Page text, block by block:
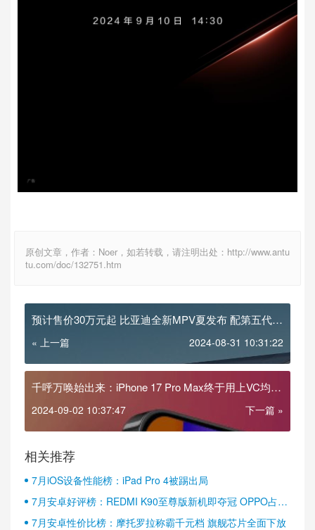
原创文章，作者：Noer，如若转载，请注明出处：http://www.antu
tu.com/doc/132751.htm
预计售价30万元起 比亚迪全新MPV夏发布 配第五代
DM系统
« 上一篇 2024-08-31 10:31:22
千呼万唤始出来：iPhone 17 Pro Max终于用上VC均热
板
2024-09-02 10:37:47 下一篇 »
相关推荐
7月iOS设备性能榜：iPad Pro 4被踢出局
7月安卓好评榜：REDMI K90至尊版新机即夺冠 OPPO占据
半壁江山
7月安卓性价比榜：摩托罗拉称霸千元档 旗舰芯片全面下放